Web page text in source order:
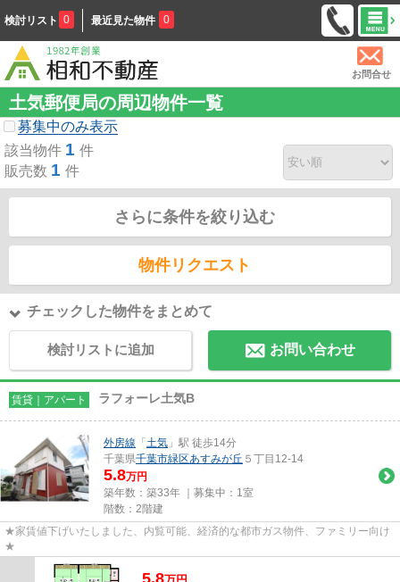
検討リスト 0 最近見た物件 0
お問合せ
土気郵便局の周辺物件一覧
募集中のみ表示
該当物件 1 件
販売数 1 件
さらに条件を絞り込む
物件リクエスト
チェックした物件をまとめて
検討リストに追加 お問い合わせ
賃貸｜アパート ラフォーレ土気B
外房線 「 土気 」駅 徒歩14分
千葉県千葉市緑区あすみが丘 ５丁目12-14
5.8万円
築年数：築33年 ｜募集中： 1室
階数：2階建
★家賃値下げいたしました、内覧可能、経済的な都市ガス物件、ファミリー向け
★
5.8